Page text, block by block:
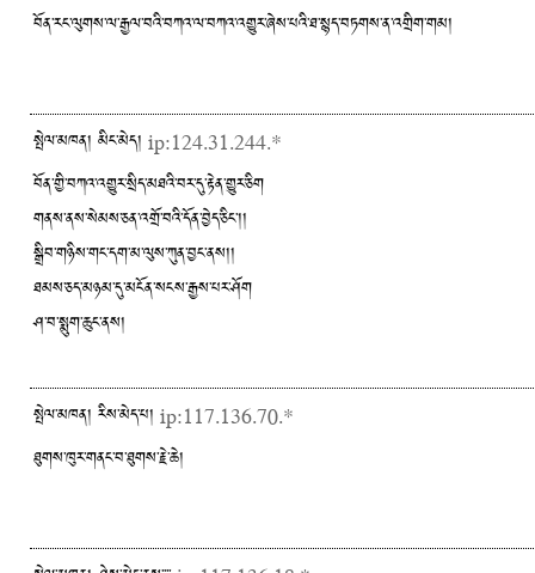
བོན་རང་ལུགས་ལ་རྒྱལ་བའི་བཀའ་ལ་བཀའ་འགྱུར་ཞེས་པའི་ཐ་སྙད་བཏགས་ན་འགྲིག་གམ།
སྤེལ་མཁན། མིང་མེད། ip:124.31.244.*
བོན་གྱི་བཀའ་འགྱུར་སྲིད་མཐའི་བར་དུ་རྟེན་གྱུར་ཅིག
གནས་ནས་སེམས་ཅན་འགྲོ་བའི་དོན་བྱེད་ཅིང་།།
སྒྲིབ་གཉིས་གང་དག་མ་ལུས་ཀུན་བྱང་ནས།།
ཐམས་ཅད་མཉམ་དུ་མངོན་སངས་རྒྱས་པར་ཤོག
ཤ་བ་སྨུག་ཆུང་ནས།
སྤེལ་མཁན། རིས་མེད་པ། ip:117.136.70.*
ཐུགས་ཁུར་གནང་བ་ཐུགས་རྗེ་ཆེ།